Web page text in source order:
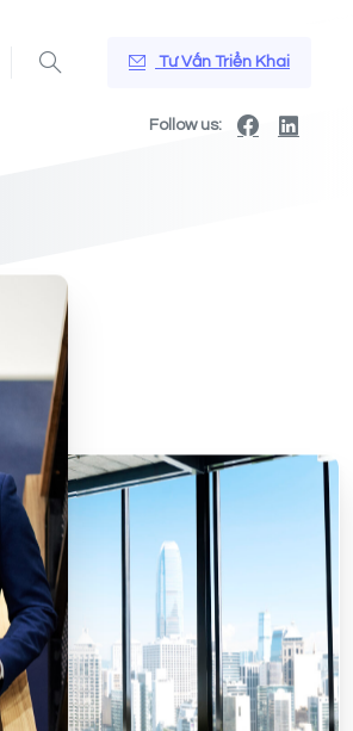
Tư Vấn Triển Khai
Follow us: